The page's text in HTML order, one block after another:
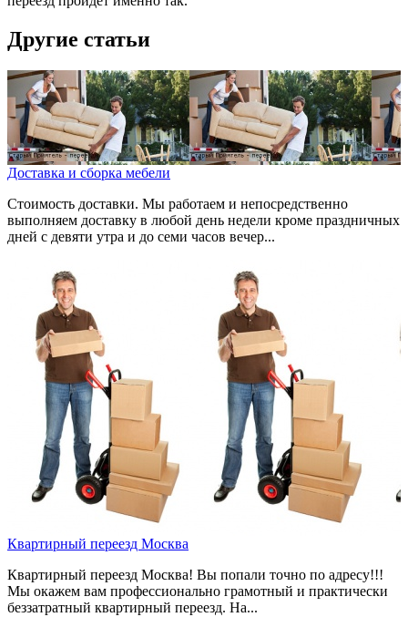
Другие статьи
Доставка и сборка мебели
Стоимость доставки. Мы работаем и непосредственно
выполняем доставку в любой день недели кроме праздничных
дней с девяти утра и до семи часов вечер...
Квартирный переезд Москва
Квартирный переезд Москва! Вы попали точно по адресу!!!
Мы окажем вам профессионально грамотный и практически
беззатратный квартирный переезд. На...